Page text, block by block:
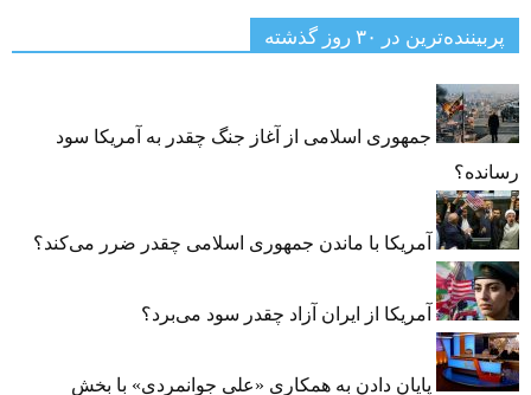
پربیننده‌ترین‌ در ۳۰ روز گذشته
جمهوری اسلامی از آغاز جنگ چقدر به آمریکا سود
رسانده؟
آمریکا با ماندن جمهوری اسلامی چقدر ضرر می‌کند؟
آمریکا از ایران آزاد چقدر سود می‌برد؟
پایان دادن به همکاری «علی جوانمردی» با بخش